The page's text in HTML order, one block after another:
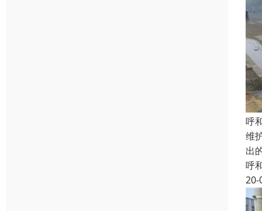
呼
维
出
呼
20-